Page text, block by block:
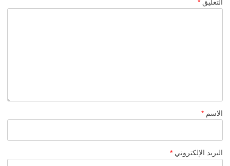
التعليق *
الاسم *
البريد الإلكتروني *